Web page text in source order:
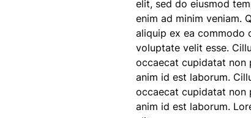
elit, sed do eiusmod
enim ad minim veniam.
aliquip ex ea commodo
voluptate velit esse.
occaecat cupidatat non
anim id est laborum.
occaecat cupidatat non
anim id est laborum.